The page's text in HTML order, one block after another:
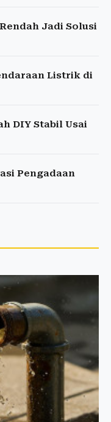
Jadi Solusi
Listrik di
DIY Stabil Usai
Pengadaan